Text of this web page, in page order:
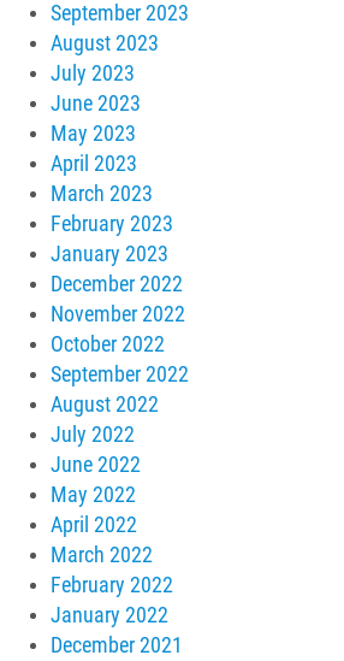
September 2023
August 2023
July 2023
June 2023
May 2023
April 2023
March 2023
February 2023
January 2023
December 2022
November 2022
October 2022
September 2022
August 2022
July 2022
June 2022
May 2022
April 2022
March 2022
February 2022
January 2022
December 2021